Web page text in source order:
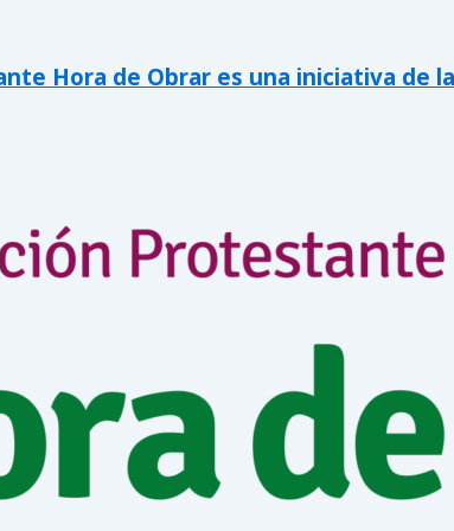
Hora de Obrar es una iniciativa de